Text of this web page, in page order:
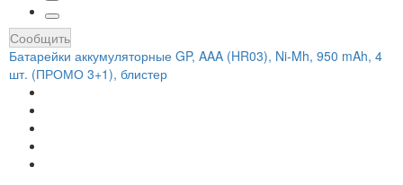
Сообщить
Батарейки аккумуляторные GP, AAA (HR03), Ni-Mh, 950 mAh, 4
шт. (ПРОМО 3+1), блистер